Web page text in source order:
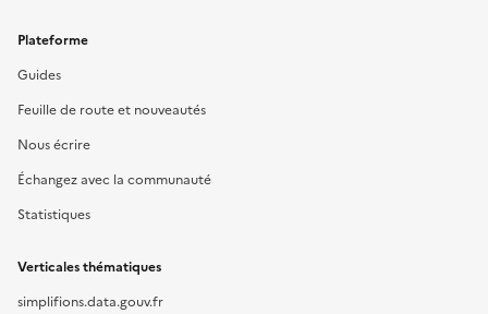
Plateforme
Guides
Feuille de route et nouveautés
Nous écrire
Échangez avec la communauté
Statistiques
Verticales thématiques
simplifions.data.gouv.fr